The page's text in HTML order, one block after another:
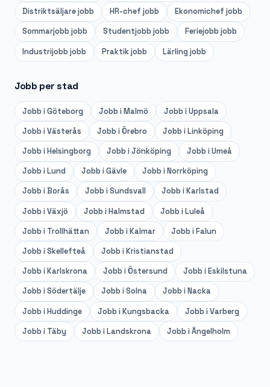
Distriktsäljarejobb HR-chef jobb Ekonomichef jobb
Sommarjobb jobb Studentjobb jobb Feriejobb jobb
Industrijobb jobb Praktikjobb Lärling jobb
Jobb per stad
Jobb iGöteborg Jobb iMalmö Jobb iUppsala
Jobb iVästerås Jobb iÖrebro Jobb iLinköping
Jobb iHelsingborg Jobb iJönköping Jobb iUmeå
Jobb iLund Jobb iGävle Jobb iNorrköping
Jobb iBorås Jobb iSundsvall Jobb iKarlstad
Jobb iVäxjö Jobb iHalmstad Jobb iLuleå
Jobb i Trollhättan Jobb iKalmar Jobb iFalun
Jobb iSkellefteå Jobb iKristianstad
Jobb iKarlskrona Jobb iÖstersund Jobb iEskilstuna
Jobb iSödertälje Jobb iSolna Jobb iNacka
Jobb iHuddinge Jobb iKungsbacka Jobb iVarberg
Jobb i Täby Jobb iLandskrona Jobb iÄngelholm